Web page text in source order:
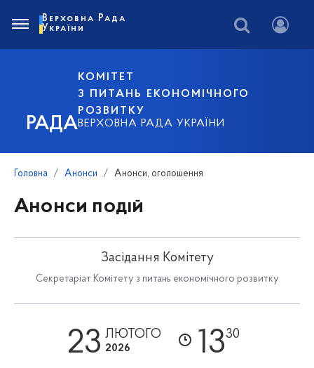
РАДА
КОМІТЕТ
З ПИТАНЬ ЕКОНОМІЧНОГО
РОЗВИТКУ
ВЕРХОВНА РАДА УКРАЇНИ
Верховна Рада
України
Головна Анонси Анонси, оголошення
Анонси подій
Засідання Комітету
Секретаріат Комітету з питань економічного розвитку
23 ЛЮТОГО
2026 1330